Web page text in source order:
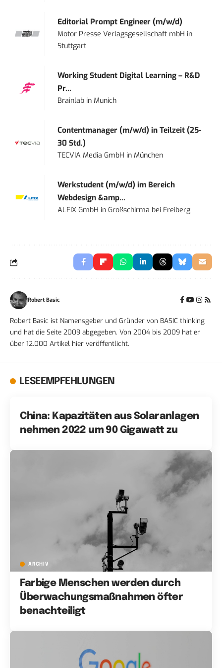
Editorial Prompt Engineer (m/w/d)
Motor Presse Verlagsgesellschaft mbH in
Stuttgart
Working Student Digital Learning – R&D
Pr...
Brainlab inMunich
Contentmanager (m/w/d) in Teilzeit (25-
30 Std.)
TECVIA Media GmbH inMünchen
Werkstudent (m/w/d) im Bereich
Webdesign &amp...
ALFIX GmbH inGroßschirma bei Freiberg
Robert Basic
Robert Basic ist Namensgeber und Gründer von BASIC thinking
und hat die Seite 2009 abgegeben. Von 2004 bis 2009 hat er
über 12.000 Artikel hier veröffentlicht.
LESEEMPFEHLUNGEN
China: Kapazitäten aus Solaranlagen
nehmen 2022 um 90 Gigawatt zu
ARCHIV
Farbige Menschen werden durch
Überwachungsmaßnahmen öfter
benachteiligt